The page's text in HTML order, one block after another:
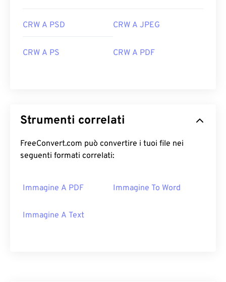
CRW A PSD CRW A JPEG
CRW A PS CRW A PDF
Strumenti correlati
FreeConvert.com può convertire i tuoi file nei
seguenti formati correlati:
Immagine A PDF Immagine To Word
Immagine A Text